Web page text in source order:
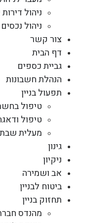
ניהול
ניהול
צור קשר
דף הבית
גביית כספים
הנהלת חשבונות
תפעול בניין
טיפול
טיפול
מעלית שבת
גינון
ניקיון
אב ושמירה
ביטוח לבניין
תחזוק בניין
מהנדס